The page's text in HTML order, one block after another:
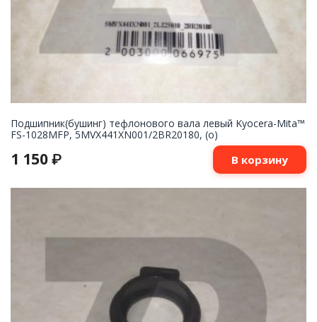
Подшипник(бушинг) тефлонового вала левый Kyocera-Mita™
FS-1028MFP, 5MVX441XN001/2BR20180, (o)
1 150 ₽ В корзину